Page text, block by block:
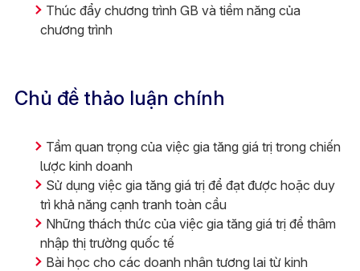
Thúc đẩy chương trình GB và tiềm năng của
chương trình
Chủ đề thảo luận chính
Tầm quan trọng của việc gia tăng giá trị trong chiến
lược kinh doanh​
Sử dụng việc gia tăng giá trị để đạt được hoặc duy
trì khả năng cạnh tranh toàn cầu​
Những thách thức của việc gia tăng giá trị để thâm
nhập thị trường quốc tế​
Bài học cho các doanh nhân tương lai từ kinh